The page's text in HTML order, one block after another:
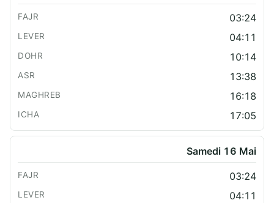
03:24
04:11
10:14
13:38
16:18
17:05
Samedi 16 Mai
03:24
04:11